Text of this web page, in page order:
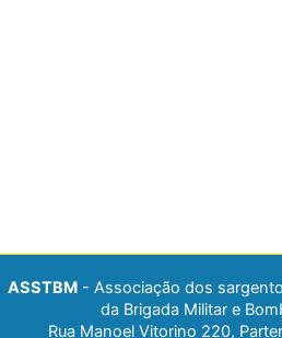
ASSTBM - Associação dos
da Brigada Militar e
Rua Manoel Vitorino 220,